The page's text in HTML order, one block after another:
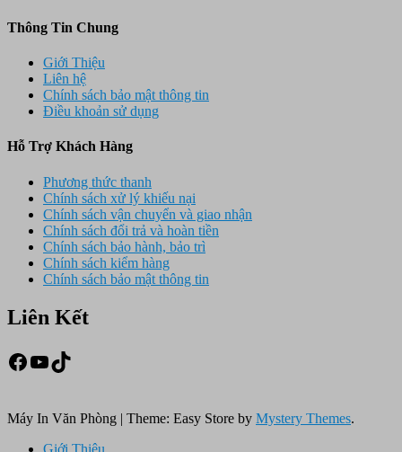
Thông Tin Chung
Giới Thiệu
Liên hệ
Chính sách bảo mật thông tin
Điều khoản sử dụng
Hỗ Trợ Khách Hàng
Phương thức thanh
Chính sách xử lý khiếu nại
Chính sách vận chuyển và giao nhận
Chính sách đổi trả và hoàn tiền
Chính sách bảo hành, bảo trì
Chính sách kiểm hàng
Chính sách bảo mật thông tin
Liên Kết
Facebook
Youtube
TikTok
Máy In Văn Phòng | Theme: Easy Store by Mystery Themes.
Giới Thiệu